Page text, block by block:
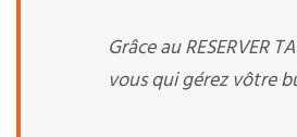
Grâce au RESERVER
vous qui gérez vôtre